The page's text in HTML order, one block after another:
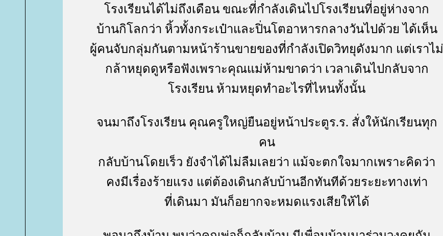
รงเรียนได้ไม่ถึงเดือน ขณะที่กำลังเดินไปโรงเรียนที่อยู่ห่างจาก
บ้านกิโลกว่า หิ้วทั้งกระเป๋าและปิ่นโตอาหารกลางวันไปด้วย ได้เห็น
ผู้คนจับกลุ่มกันตามหน้าร้านขายของที่กำลังเปิดวิทยุดังมาก แต่เราไม่
กล้าหยุดดูหรือฟังเพราะคุณแม่ห้ามขาดว่า เวลาเดินไปกลับจาก
รงเรียน ห้ามหยุดทำอะไรที่ไหนทั้งนั้น
จนมาถึงโรงเรียน คุณครูใหญ่ยืนอยู่หน้าประตูร.ร. สั่งให้นักเรียนทุก
คน
กลับบ้านโดยเร็ว ยังจำได้ไม่ลืมเลยว่า แม้จะตกใจมากเพราะคิดว่า
คงมีเรื่องร้ายแรง แต่ต้องเดินกลับบ้านอีกทันทีด้วยระยะทางเท่า
ที่เดินมา มันก็อยากจะหมดแรงเสียให้ได้